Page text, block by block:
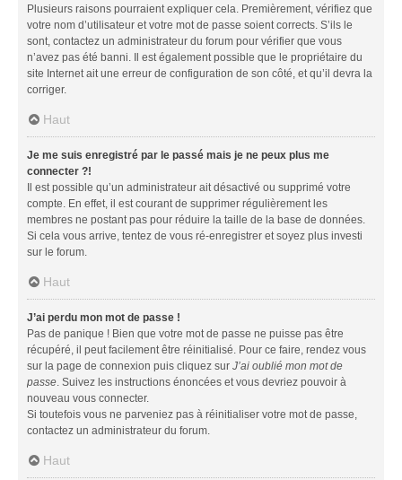
Plusieurs raisons pourraient expliquer cela. Premièrement, vérifiez que
votre nom d’utilisateur et votre mot de passe soient corrects. S’ils le
sont, contactez un administrateur du forum pour vérifier que vous
n’avez pas été banni. Il est également possible que le propriétaire du
site Internet ait une erreur de configuration de son côté, et qu’il devra la
corriger.
Haut
Je me suis enregistré par le passé mais je ne peux plus me
connecter ?!
Il est possible qu’un administrateur ait désactivé ou supprimé votre
compte. En effet, il est courant de supprimer régulièrement les
membres ne postant pas pour réduire la taille de la base de données.
Si cela vous arrive, tentez de vous ré-enregistrer et soyez plus investi
sur le forum.
Haut
J’ai perdu mon mot de passe !
Pas de panique ! Bien que votre mot de passe ne puisse pas être
récupéré, il peut facilement être réinitialisé. Pour ce faire, rendez vous
sur la page de connexion puis cliquez sur J’ai oublié mon mot de
passe. Suivez les instructions énoncées et vous devriez pouvoir à
nouveau vous connecter.
Si toutefois vous ne parveniez pas à réinitialiser votre mot de passe,
contactez un administrateur du forum.
Haut